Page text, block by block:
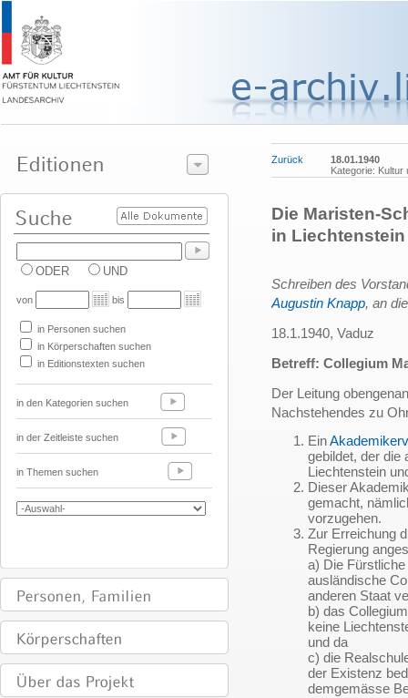
ODER UND
von bis
in Personen suchen
in Körperschaften suchen
in Editionstexten suchen
in den Kategorien suchen
in der Zeitleiste suchen
in Themen suchen
Zurück
18.01.1940
Kategorie: Kultur
Die Maristen-
in Liechtenstein
Schreiben des
Augustin Knapp, an
18.1.1940, Vaduz
Betreff: Collegium
Der Leitung
Nachstehendes zu
Ein
gebildet, der die
Liechtenstein
Dieser
gemacht,
vorzugehen.
Zur Erreichung
Regierung
a) Die
ausländische
anderen Staat
b) das
keine
und da
c) die
der Existenz
demgemässe